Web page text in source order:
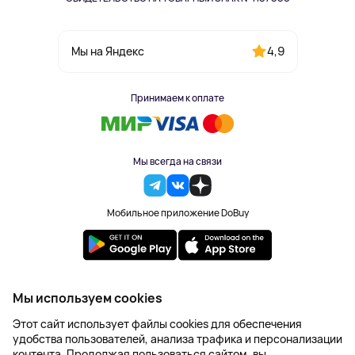
Мы на Яндекс 4,9
Принимаем к оплате
Мы всегда на связи
Мобильное приложение DoBuy
2023-2026 © DoBuy. Все права защищены
Правила обработки персональных данных
Пользовательское соглашение
Оферта
Мы используем cookies
Этот сайт использует файлы cookies для обеспечения
удобства пользователей, анализа трафика и персонализации